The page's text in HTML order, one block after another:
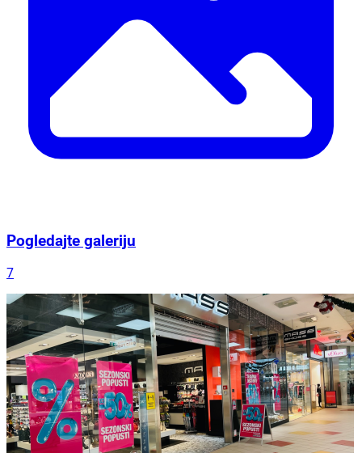
Pogledajte galeriju
7